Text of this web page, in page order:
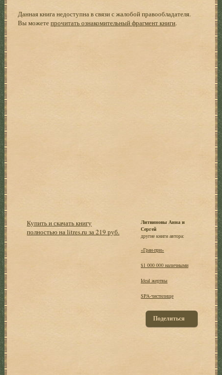
Данная книга недоступна в связи с жалобой правообладателя.
Вы можетепрочитать ознакомительный фрагмент книги.
Купить и скачать книгу
полностью на litres.ru за 219 руб.
Литвиновы Анна и
Сергей
другие книги автора:
«Гран-при»
$1 000 000 наличными
Ideal жертвы
SPA-чистилище
Поделиться